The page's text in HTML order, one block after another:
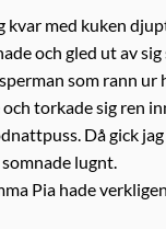
kvar med kuken
och gled ut av sig
som rann ur
torkade sig ren
Då gick
lugnt.
Pia hade